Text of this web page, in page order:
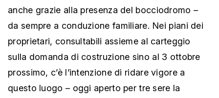
anche grazie alla presenza del bocciodromo –
da sempre a conduzione familiare. Nei piani dei
proprietari, consultabili assieme al carteggio
sulla domanda di costruzione sino al 3 ottobre
prossimo, c’è l’intenzione di ridare vigore a
questo luogo – oggi aperto per tre sere la